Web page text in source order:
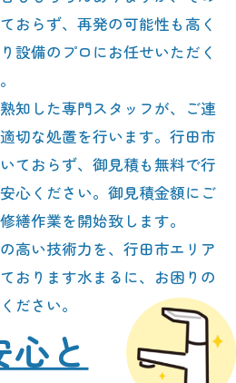
おらず、再発の可能性も高く
設備のプロにお任せいただく
知した専門スタッフが、ご連
切な処置を行います。行田市
ておらず、御見積も無料で行
心ください。御見積金額にご
繕作業を開始致します。
高い技術力を、行田市エリア
おります水まるに、お困りの
ださい。
心と